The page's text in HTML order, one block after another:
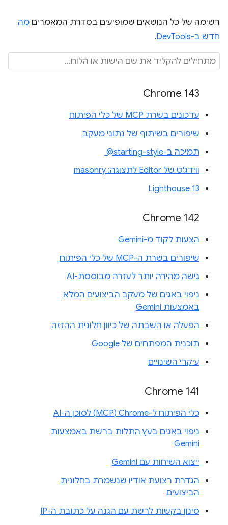
רשימה של כל הנושאים שמופיעים בסדרת המאמרים מה
חדש ב-DevTools
.
Chrome 143
עדכונים בשרת MCP של כלי הפיתוח
שיפורים בשיתוף של נתוני מעקב
תמיכה ב-‎ @starting-style
ווידג'ט של Editor לתצוגה: masonry
Lighthouse 13
Chrome 142
הצעות לקוד מ-Gemini
שיפורים בשרת ה-MCP של כלי הפיתוח
גישה מהירה יותר לעזרה מבוססת-AI
ניפוי באגים של מעקב הביצועים המלא
באמצעות Gemini
הפעלה או השבתה של כיוון חלונית ההזזה
תוכנית המפתחים של Google
עיקרי השינויים
Chrome 141
כלי הפיתוח ל-Chrome‏ (MCP) לסוכן ה-AI
ניפוי באגים בעץ התלות ברשת באמצעות
Gemini
ייצוא השיחות עם Gemini
הגדרת רצועת אודיו שנשמרת בחלונית
הביצועים
סינון בקשות לרשת עם הגנה על כתובת ה-IP